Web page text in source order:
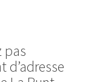
pas
d’adresse